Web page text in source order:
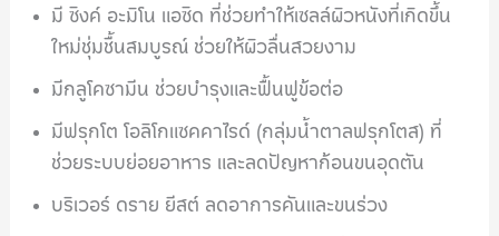
มี ซิงค์ อะมิโน แอซิด ที่ช่วยทำให้เซลล์ผิวหนังที่เกิดขึ้น
ใหม่ชุ่มชื้นสมบูรณ์ ช่วยให้ผิวลื่นสวยงาม
มีกลูโคซามีน ช่วยบำรุงและฟื้นฟูข้อต่อ
มีฟรุกโต โอลิโกแซคคาไรด์ (กลุ่มน้ำตาลฟรุกโตส) ที่
ช่วยระบบย่อยอาหาร และลดปัญหาก้อนขนอุดตัน
บริเวอร์ ดราย ยีสต์ ลดอาการคันและขนร่วง